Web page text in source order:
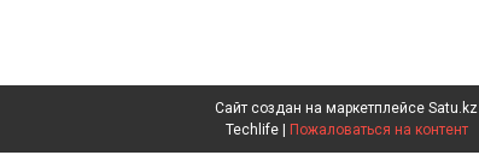
Сайт создан на маркетплейсе Satu.kz
Пожаловаться на контент